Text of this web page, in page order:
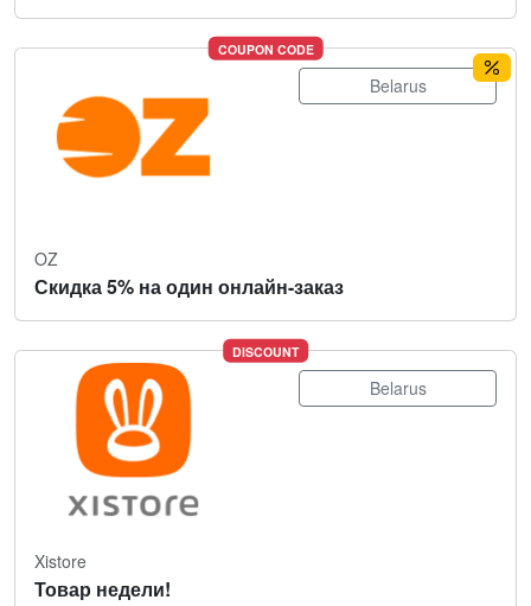
COUPON CODE
Belarus
OZ
Скидка 5% на один онлайн-заказ
DISCOUNT
Belarus
Xistore
Товар недели!